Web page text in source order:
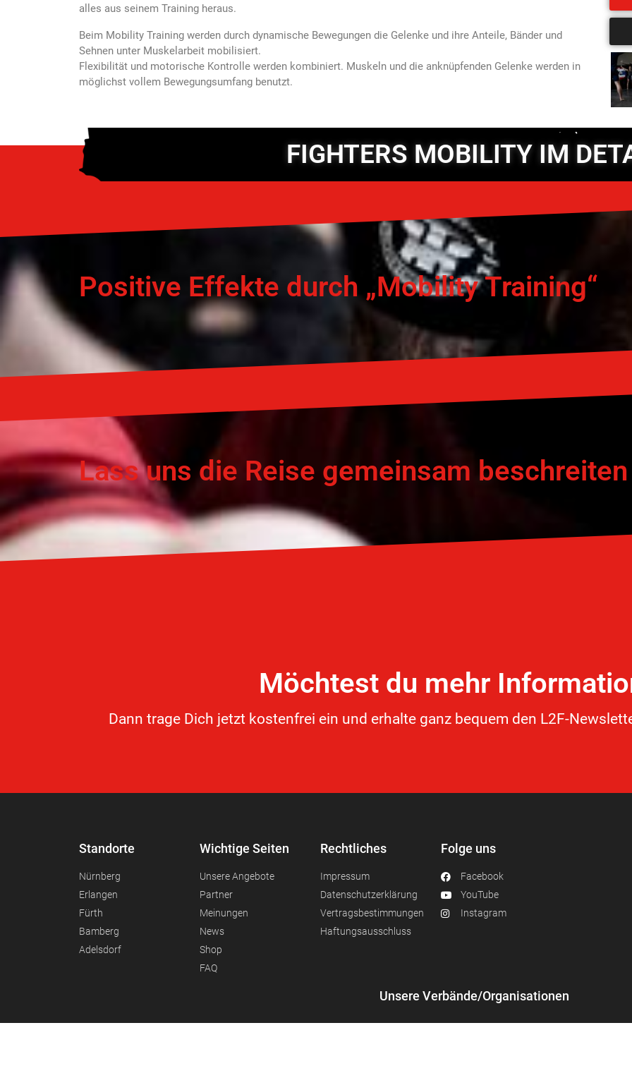
alles aus seinem Training heraus.
Beim Mobility Training werden durch dynamische Bewegungen die Gelenke und ihre Anteile, Bänder und
Sehnen unter Muskelarbeit mobilisiert.
Flexibilität und motorische Kontrolle werden kombiniert. Muskeln und die anknüpfenden Gelenke werden in
möglichst vollem Bewegungsumfang benutzt.
FIGHTERS MOBILITY IM
Positive Effekte durch „Mobility Training“
Lass uns die Reise gemeinsam beschreiten
Möchtest du mehr
Dann trage Dich jetzt kostenfrei ein und erhalte ganz bequem den L2F-
Standorte
Nürnberg
Erlangen
Fürth
Bamberg
Adelsdorf
Wichtige Seiten
Unsere Angebote
Partner
Meinungen
News
Shop
FAQ
Rechtliches
Impressum
Datenschutzerklärung
Vertragsbestimmungen
Haftungsausschluss
Folge uns
Facebook
YouTube
Instagram
Unsere Verbände/Organisationen